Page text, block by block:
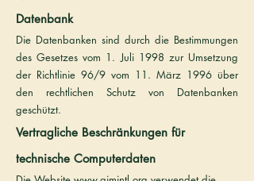
Datenbank
Die Datenbanken sind durch die Bestimmungen
des Gesetzes vom 1. Juli 1998 zur Umsetzung
der Richtlinie 96/9 vom 11. März 1996 über
den rechtlichen Schutz von Datenbanken
geschützt.
Vertragliche Beschränkungen für
technische Computerdaten